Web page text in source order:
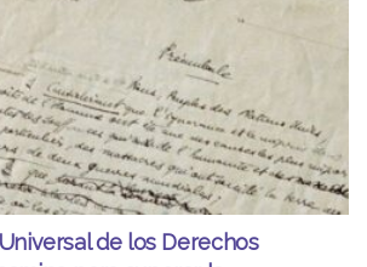
de los Derechos